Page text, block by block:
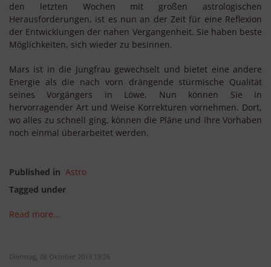
den letzten Wochen mit großen astrologischen
Herausforderungen, ist es nun an der Zeit für eine Reflexion
der Entwicklungen der nahen Vergangenheit. Sie haben beste
Möglichkeiten, sich wieder zu besinnen.
Mars ist in die Jungfrau gewechselt und bietet eine andere
Energie als die nach vorn drängende stürmische Qualität
seines Vorgängers in Löwe. Nun können Sie in
hervorragender Art und Weise Korrekturen vornehmen. Dort,
wo alles zu schnell ging, können die Pläne und Ihre Vorhaben
noch einmal überarbeitet werden.
Published in Astro
Tagged under
Read more...
Dienstag, 08 Oktober 2013 13:26